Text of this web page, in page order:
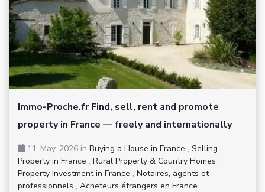
Immo-Proche.fr Find, sell, rent and promote
property in France — freely and internationally
11-May-2026 in Buying a House in France , Selling
Property in France , Rural Property & Country Homes ,
Property Investment in France , Notaires, agents et
professionnels , Acheteurs étrangers en France